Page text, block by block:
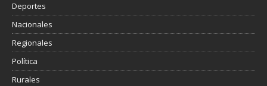
Deportes
Nacionales
Regionales
Política
Rurales